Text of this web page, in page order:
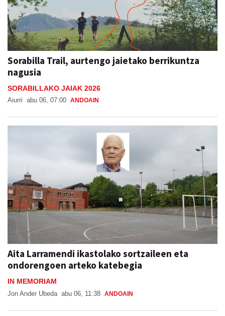
Sorabilla Trail, aurtengo jaietako berrikuntza
nagusia
SORABILLAKO JAIAK 2026
Aiurri abu 06, 07:00 ANDOAIN
Aita Larramendi ikastolako sortzaileen eta
ondorengoen arteko katebegia
IN MEMORIAM
Jon Ander Ubeda abu 06, 11:38 ANDOAIN